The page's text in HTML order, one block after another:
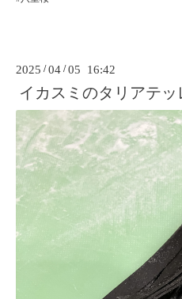
2025 /04 /05 16:42
イカスミのタリアテッ